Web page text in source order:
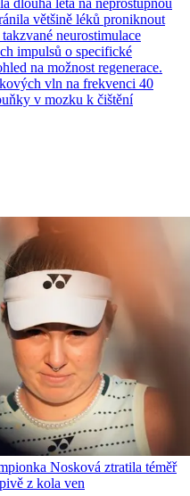
většině léků proniknout
neurostimulace
impulsů o specifické
na možnost regenerace.
vln na frekvenci 40
v mozku k čištění
Nosková ztratila téměř
z kola ven